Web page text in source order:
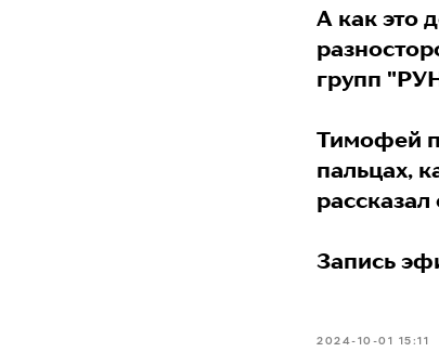
А как это
групп
Тимофей
пальцах,
Запись
2024-10-01 15:11